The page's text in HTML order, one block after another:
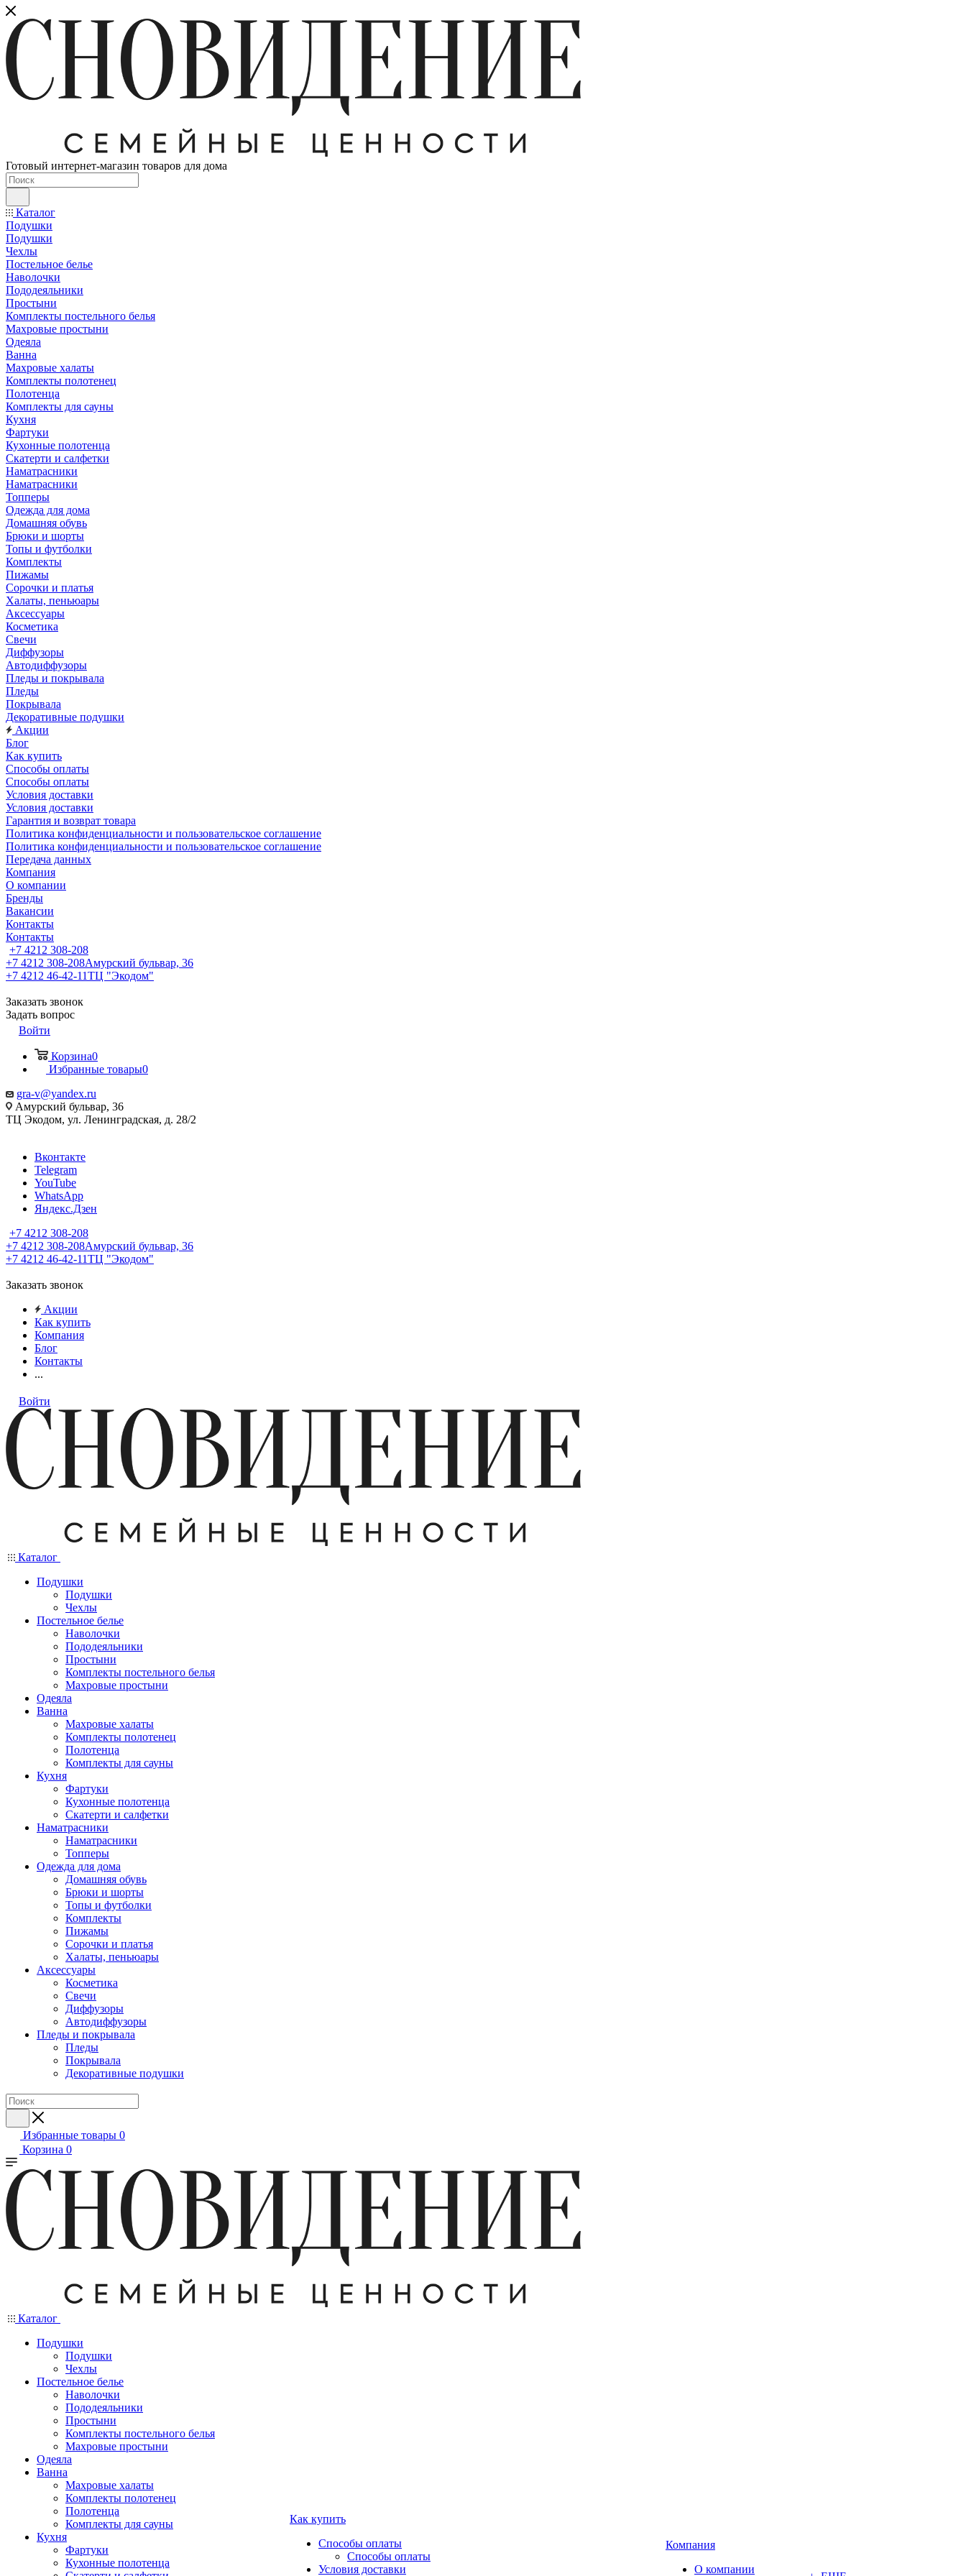
Готовый интернет-магазин товаров для дома
Каталог
Подушки
Подушки
Чехлы
Постельное белье
Наволочки
Пододеяльники
Простыни
Комплекты постельного белья
Махровые простыни
Одеяла
Ванна
Махровые халаты
Комплекты полотенец
Полотенца
Комплекты для сауны
Кухня
Фартуки
Кухонные полотенца
Скатерти и салфетки
Наматрасники
Наматрасники
Топперы
Одежда для дома
Домашняя обувь
Брюки и шорты
Топы и футболки
Комплекты
Пижамы
Сорочки и платья
Халаты, пеньюары
Аксессуары
Косметика
Свечи
Диффузоры
Автодиффузоры
Пледы и покрывала
Пледы
Покрывала
Декоративные подушки
Акции
Блог
Как купить
Способы оплаты
Способы оплаты
Условия доставки
Условия доставки
Гарантия и возврат товара
Политика конфиденциальности и пользовательское соглашение
Политика конфиденциальности и пользовательское соглашение
Передача данных
Компания
О компании
Бренды
Вакансии
Контакты
Контакты
+7 4212 308-208
+7 4212 308-208Амурский бульвар, 36
+7 4212 46-42-11ТЦ "Экодом"
Заказать звонок
Задать вопрос
Войти
Корзина0
Избранные товары0
gra-v@yandex.ru
Амурский бульвар, 36
ТЦ Экодом, ул. Ленинградская, д. 28/2
Вконтакте
Telegram
YouTube
WhatsApp
Яндекс.Дзен
+7 4212 308-208
+7 4212 308-208Амурский бульвар, 36
+7 4212 46-42-11ТЦ "Экодом"
Заказать звонок
Акции
Как купить
Компания
Блог
Контакты
...
Войти
Каталог
Подушки
Подушки
Чехлы
Постельное белье
Наволочки
Пододеяльники
Простыни
Комплекты постельного белья
Махровые простыни
Одеяла
Ванна
Махровые халаты
Комплекты полотенец
Полотенца
Комплекты для сауны
Кухня
Фартуки
Кухонные полотенца
Скатерти и салфетки
Наматрасники
Наматрасники
Топперы
Одежда для дома
Домашняя обувь
Брюки и шорты
Топы и футболки
Комплекты
Пижамы
Сорочки и платья
Халаты, пеньюары
Аксессуары
Косметика
Свечи
Диффузоры
Автодиффузоры
Пледы и покрывала
Пледы
Покрывала
Декоративные подушки
Избранные товары 0
Корзина 0
Каталог
Подушки
Подушки
Чехлы
Постельное белье
Наволочки
Пододеяльники
Простыни
Комплекты постельного белья
Махровые простыни
Одеяла
Ванна
Махровые халаты
Комплекты полотенец
Полотенца
Комплекты для сауны
Кухня
Фартуки
Кухонные полотенца
Как купить
Способы оплаты
Способы оплаты
Условия доставки
Компания
О компании